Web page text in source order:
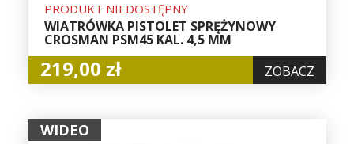
PRODUKT NIEDOSTĘPNY
WIATRÓWKA PISTOLET SPRĘŻYNOWY
CROSMAN PSM45 KAL. 4,5 MM
219,00 zł ZOBACZ
WIDEO